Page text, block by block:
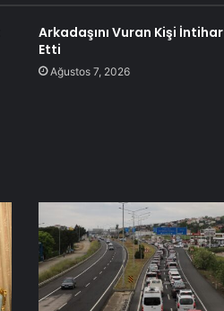
Arkadaşını Vuran Kişi İntihar
Etti
Ağustos 7, 2026